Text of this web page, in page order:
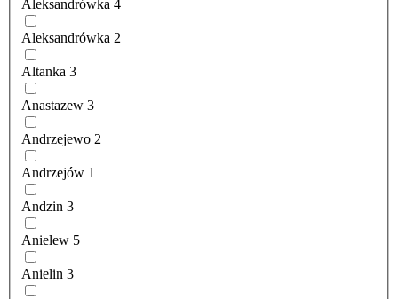
Aleksandrówka 4
Aleksandrówka 2
Altanka 3
Anastazew 3
Andrzejewo 2
Andrzejów 1
Andzin 3
Anielew 5
Anielin 3